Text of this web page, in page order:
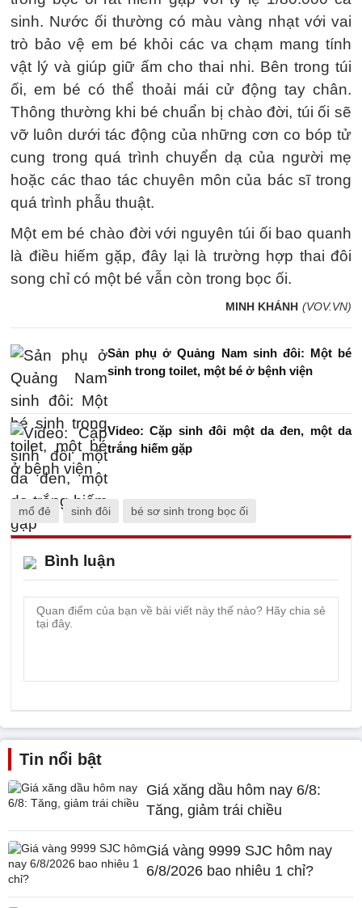
sinh. Nước ối thường có màu vàng nhạt với vai
trò bảo vệ em bé khỏi các va chạm mang tính
vật lý và giúp giữ ấm cho thai nhi. Bên trong túi
ối, em bé có thể thoải mái cử động tay chân.
Thông thường khi bé chuẩn bị chào đời, túi ối sẽ
vỡ luôn dưới tác động của những cơn co bóp tử
cung trong quá trình chuyển dạ của người mẹ
hoặc các thao tác chuyên môn của bác sĩ trong
quá trình phẫu thuật.
Một em bé chào đời với nguyên túi ối bao quanh
là điều hiếm gặp, đây lại là trường hợp thai đôi
song chỉ có một bé vẫn còn trong bọc ối.
MINH KHÁNH (VOV.VN)
Sản phụ ở Quảng Nam sinh đôi: Một bé
sinh trong toilet, một bé ở bệnh viện
Video: Cặp sinh đôi một da đen, một da
trắng hiếm gặp
mổ đẻ sinh đôi bé sơ sinh trong bọc ối
Bình luận
Tin nổi bật
Giá xăng dầu hôm nay 6/8:
Tăng, giảm trái chiều
Giá vàng 9999 SJC hôm nay
6/8/2026 bao nhiêu 1 chỉ?